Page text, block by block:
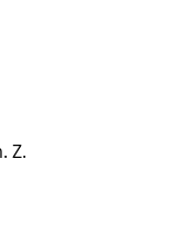
Z.